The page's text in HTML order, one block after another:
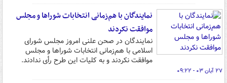
نمایندگان با هم‌زمانی انتخابات شوراها و مجلس
موافقت نکردند
نمایندگان در صحن علنی امروز مجلس شورای
اسلامی با هم‌زمانی انتخابات شوراها و مجلس
موافقت نکردند و به کلیات این طرح رأی ندادند.
۲۷ آبان ۰۳ - ۰۹:۲۲